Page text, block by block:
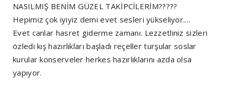
NASILMIŞ BENİM GÜZEL TAKİPCİLERİM?????
Hepimiz çok iyiyiz demi evet sesleri yükseliyor....
Evet canlar hasret giderme zamanı. Lezzetliniz sizleri
özledi kış hazırlıkları başladı reçeller turşular soslar
kurular konserveler herkes hazırlıklarını azda olsa
yapıyor.